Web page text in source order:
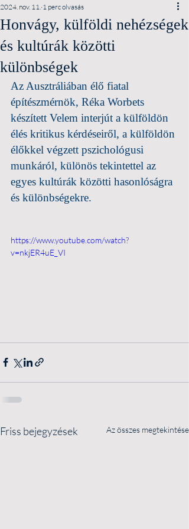
Honvágy, külföldi nehézségek
és kultúrák közötti
különbségek
2024. nov. 11. 1 perc olvasás
Az Ausztráliában élő fiatal
építészmérnök, Réka Worbets
készített Velem interjút a külföldön
élés kritikus kérdéseiről, a külföldön
élőkkel végzett pszichológusi
munkáról, különös tekintettel az
egyes kultúrák közötti hasonlóságra
és különbségekre.
https://www.youtube.com/watch?
v=nkjER4uE_VI
Friss bejegyzések Az összes megtekintése